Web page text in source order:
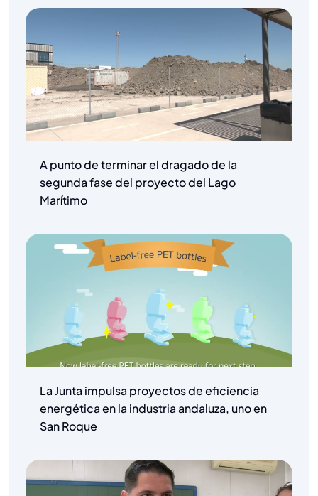
A punto de terminar el dragado de la
segunda fase del proyecto del Lago
Marítimo
La Junta impulsa proyectos de eficiencia
energética en la industria andaluza, uno en
San Roque